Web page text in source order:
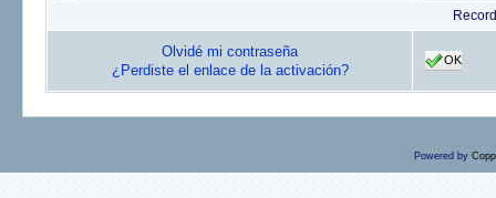
Olvidé mi contraseña
¿Perdiste el enlace de la activación?
OK
Powered by